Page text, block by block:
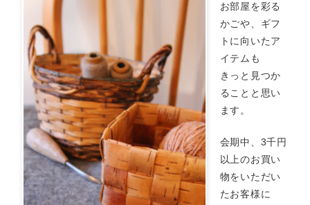
お部屋を彩る
かごや、ギフ
トに向いたア
イテムも
きっと見つか
ることと思い
ます。
会期中、3千円
以上のお買い
物をいただい
たお客様に